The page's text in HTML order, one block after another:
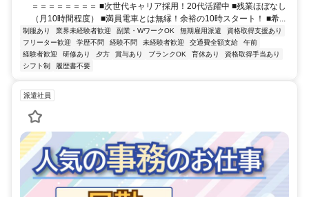
＝＝＝＝＝＝＝＝ ■次世代キャリア採用！20代活躍中 ■残業ほぼなし
（月10時間程度） ■満員電車とは無縁！余裕の10時スタート！ ■希...
制服あり 業界未経験者歓迎 副業・WワークOK 無期雇用派遣
資格取得支援あり
フリーター歓迎
学歴不問 経験不問 未経験者歓迎 交通費全額支給
午前
経験者歓迎
研修あり 夕方 賞与あり ブランクOK 育休あり
資格取得手当あり
シフト制
履歴書不要
派遣社員